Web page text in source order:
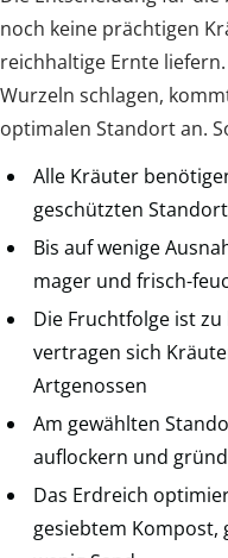
noch keine prächtigen
reichhaltige Ernte
Wurzeln schlagen,
optimalen Standort an.
Alle Kräuter
geschützten Standort
Bis auf wenige
mager und frisch-
Die Fruchtfolge ist
vertragen sich
Artgenossen
Am gewählten
auflockern und
Das Erdreich
gesiebtem Kompost,